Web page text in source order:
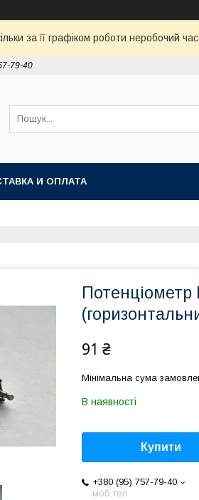
за її графіком роботи неробочий
79-40
И ОПЛАТА
Потенціометр
91 ₴
Мінімальна сума
В наявності
Купити
+380 (95) 757-79-40
моб.тел